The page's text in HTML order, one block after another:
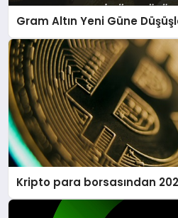
Gram Altın Yeni Güne
Kripto para borsasından